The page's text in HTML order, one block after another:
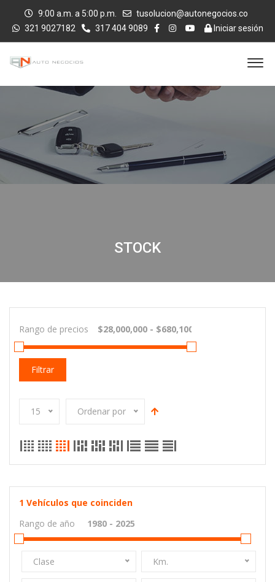
9:00 a.m. a 5:00 p.m.
tusolucion@autonegocios.co
321 9027182
317 404 9089 Iniciar sesión
STOCK
Rango de precios
Filtrar
15 Ordenar por
1 Vehículos que coinciden
Rango de año
Clase Km.